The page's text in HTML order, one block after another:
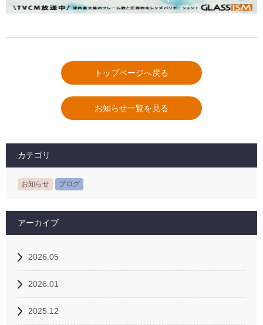
トップページへ戻る
お知らせ一覧を見る
カテゴリ
お知らせ ブログ
アーカイブ
2026.05
2026.01
2025.12